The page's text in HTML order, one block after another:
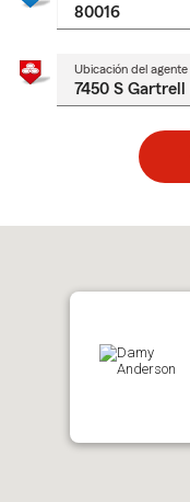
Ubicación del agente